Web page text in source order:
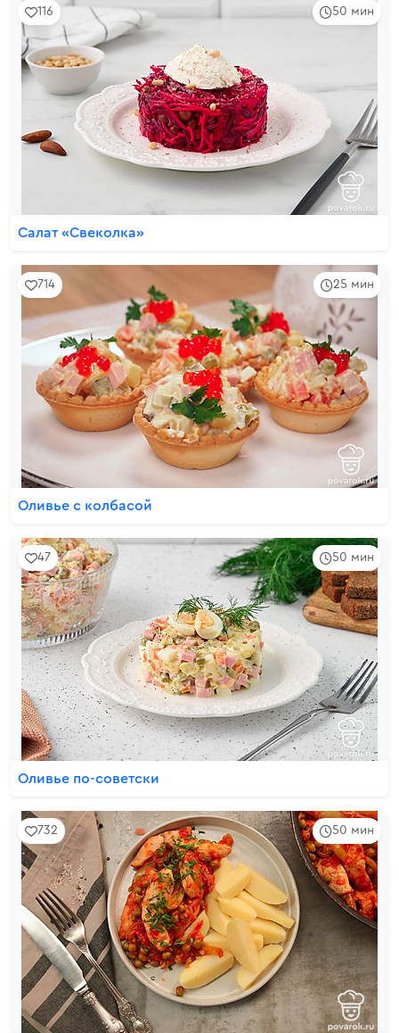
50 мин
116
Салат «Свеколка»
25 мин
714
Оливье с колбасой
50 мин
47
Оливье по-советски
50 мин
732